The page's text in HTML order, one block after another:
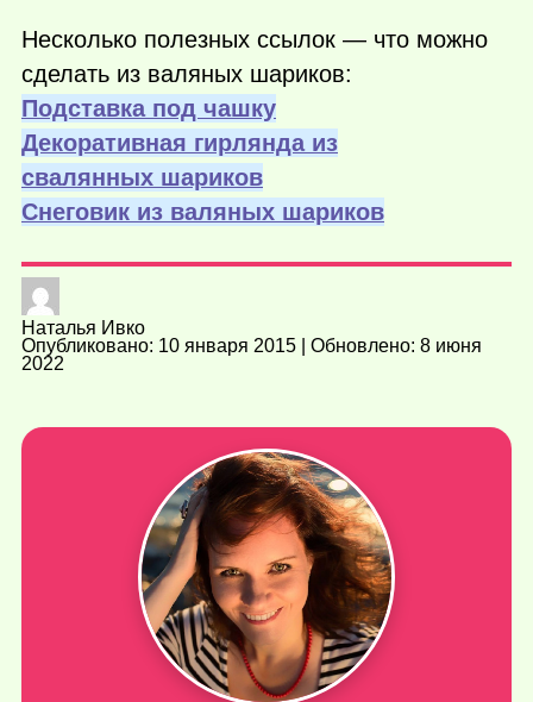
Несколько полезных ссылок — что можно
сделать из валяных шариков:
Подставка под чашку
Декоративная гирлянда из
свалянных шариков
Снеговик из валяных шариков
Наталья Ивко
Опубликовано: 10 января 2015 | Обновлено: 8 июня
2022